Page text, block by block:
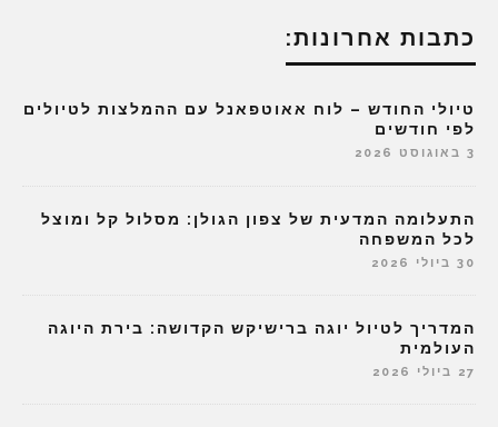
כתבות אחרונות:
טיולי החודש – לוח אאוטפאנל עם ההמלצות לטיולים
לפי חודשים
3 באוגוסט 2026
התעלומה המדעית של צפון הגולן: מסלול קל ומוצל
לכל המשפחה
30 ביולי 2026
המדריך לטיול יוגה ברישיקש הקדושה: בירת היוגה
העולמית
27 ביולי 2026